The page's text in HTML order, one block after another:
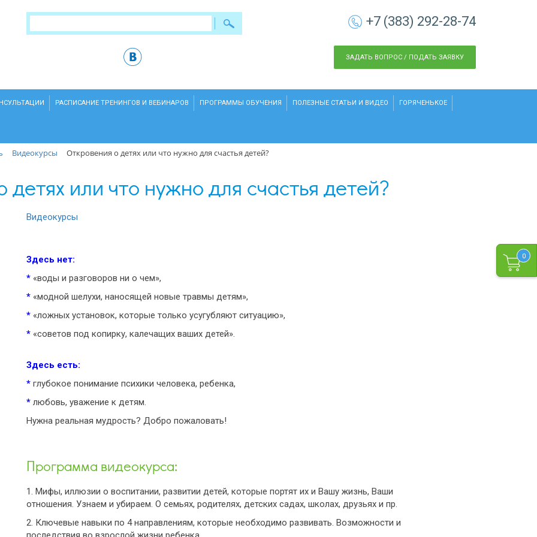
0
+7 (383) 292-28-74
ЗАДАТЬ ВОПРОС / ПОДАТЬ ЗАЯВКУ
РАСПИСАНИЕ ТРЕНИНГОВ И ВЕБИНАРОВ ПРОГРАММЫ ОБУЧЕНИЯ ПОЛЕЗНЫЕ СТАТЬИ И ВИДЕО ГОРЯЧЕНЬКОЕ
Видеокурсы Откровения о детях или что нужно для счастья детей?
детях или что нужно для счастья детей?
Видеокурсы
Здесь нет:
* «воды и разговоров ни о чем»,
* «модной шелухи, наносящей новые травмы детям»,
* «ложных установок, которые только усугубляют ситуацию»,
* «советов под копирку, калечащих ваших детей».
Здесь есть:
* глубокое понимание психики человека, ребенка,
* любовь, уважение к детям.
Нужна реальная мудрость? Добро пожаловать!
Программа видеокурса:
1. Мифы, иллюзии о воспитании, развитии детей, которые портят их и Вашу жизнь, Ваши
отношения. Узнаем и убираем. О семьях, родителях, детских садах, школах, друзьях и пр.
2. Ключевые навыки по 4 направлениям, которые необходимо развивать. Возможности и